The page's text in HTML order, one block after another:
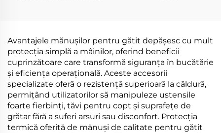
materiale PLA PBAT
amido de porumb
Avantajele mănușilor pentru gătit depășesc cu mult
protecția simplă a mâinilor, oferind beneficii
cuprinzătoare care transformă siguranța în bucătărie
și eficiența operațională. Aceste accesorii
specializate oferă o rezistență superioară la căldură,
permițând utilizatorilor să manipuleze ustensile
foarte fierbinți, tăvi pentru copt și suprafețe de
grătar fără a suferi arsuri sau disconfort. Protecția
termică oferită de mănuși de calitate pentru gătit